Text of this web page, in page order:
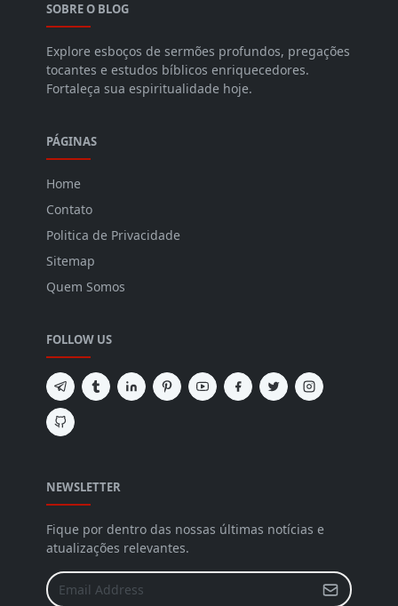
SOBRE O BLOG
Explore esboços de sermões profundos, pregações
tocantes e estudos bíblicos enriquecedores.
Fortaleça sua espiritualidade hoje.
PÁGINAS
Home
Contato
Politica de Privacidade
Sitemap
Quem Somos
FOLLOW US
NEWSLETTER
Fique por dentro das nossas últimas notícias e
atualizações relevantes.